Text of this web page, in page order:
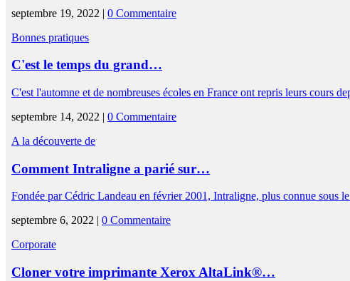
septembre 19, 2022 | 0 Commentaire
Bonnes pratiques
C'est le temps du grand…
C'est l'automne et de nombreuses écoles en France ont repris leurs cours
septembre 14, 2022 | 0 Commentaire
A la découverte de
Comment Intraligne a parié sur…
Fondée par Cédric Landeau en février 2001, Intraligne, plus connue
septembre 6, 2022 | 0 Commentaire
Corporate
Cloner votre imprimante Xerox AltaLink®…